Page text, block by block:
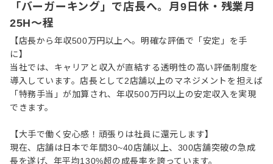
「バーガーキング」で店長へ。月9日休・残業月
25H～程
【店長から年収500万円以上へ。明確な評価で「安定」を手
に】
当社では、キャリアと収入が直結する透明性の高い評価制度を
導入しています。店長として2店舗以上のマネジメントを担えば
「特務手当」が加算され、年収500万円以上の安定収入を実現
できます。
【大手で働く安心感！頑張りは社員に還元します】
現在、店舗は日本で年間30~40店舗以上、300店舗突破の急成
⻑を遂げ、年平均130%超の成⻑率を誇っています。